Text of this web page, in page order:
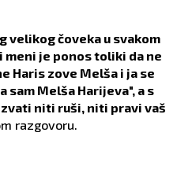
velikog čoveka u svakom
meni je ponos toliki da ne
Haris zove Melša i ja se
sam Melša Harijeva", a s
niti ruši, niti pravi vaš
razgovoru.